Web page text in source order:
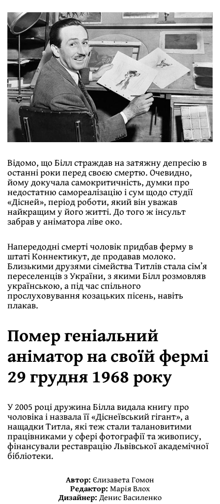
Відомо, що Білл страждав на затяжну депресію в
останні роки перед своєю смертю. Очевидно,
йому докучала самокритичність, думки про
недостатню самореалізацію і сум щодо студії
«Дісней», період роботи, який він уважав
найкращим у його житті. До того ж інсульт
забрав у аніматора ліве око.
Напередодні смерті чоловік придбав ферму в
штаті Коннектикут, де продавав молоко.
Близькими друзями сімейства Титлів стала сімʼя
переселенців з України, з якими Білл розмовляв
українською, а під час спільного
прослуховування козацьких пісень, навіть
плакав.
Помер геніальний
аніматор на своїй фермі
29 грудня 1968 року
У 2005 році дружина Білла видала книгу про
чоловіка і назвала її «Діснеївський гігант», а
нащадки Титла, які теж стали талановитими
працівниками у сфері фотографії та живопису,
фінансували реставрацію Львівської академічної
бібліотеки.
Автор: Єлизавета Гомон
Редактор: Марія Влох
Дизайнер: Денис Василенко